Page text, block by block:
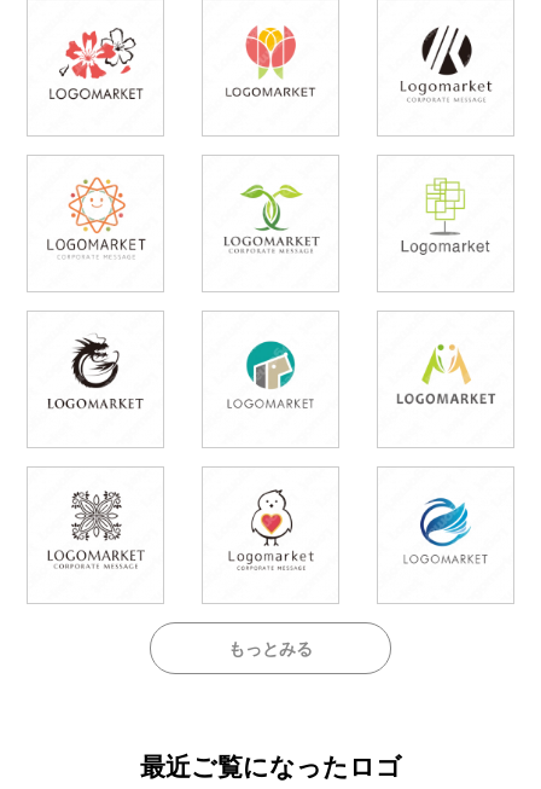
もっとみる
最近ご覧になったロゴ